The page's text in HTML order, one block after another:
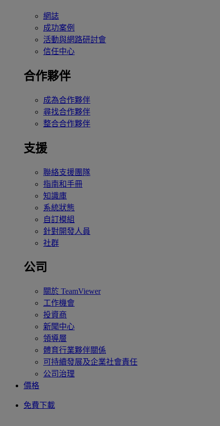
網誌
成功案例
活動與網路研討會
信任中心
合作夥伴
成為合作夥伴
尋找合作夥伴
整合合作夥伴
支援
聯絡支援團隊
指南和手冊
知識庫
系統狀態
自訂模組
針對開發人員
社群
公司
關於 TeamViewer
工作機會
投資商
新聞中心
領導層
體育行業夥伴關係
可持續發展及企業社會責任
公司治理
價格
免費下載